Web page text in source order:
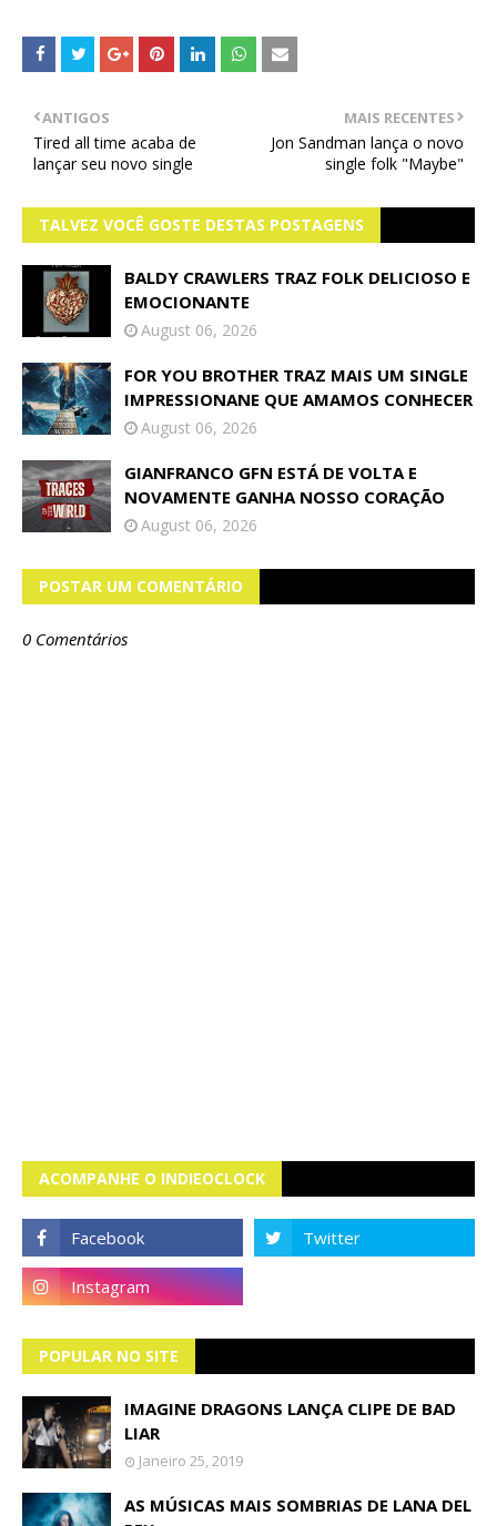
MAIS RECENTES
Jon Sandman lança o novo
single folk "Maybe"
ANTIGOS
Tired all time acaba de
lançar seu novo single
TALVEZ VOCÊ GOSTE DESTAS POSTAGENS
BALDY CRAWLERS TRAZ FOLK DELICIOSO E
EMOCIONANTE
August 06, 2026
FOR YOU BROTHER TRAZ MAIS UM SINGLE
IMPRESSIONANE QUE AMAMOS CONHECER
August 06, 2026
GIANFRANCO GFN ESTÁ DE VOLTA E
NOVAMENTE GANHA NOSSO CORAÇÃO
August 06, 2026
POSTAR UM COMENTÁRIO
0 Comentários
ACOMPANHE O INDIEOCLOCK
POPULAR NO SITE
IMAGINE DRAGONS LANÇA CLIPE DE BAD
LIAR
Janeiro 25, 2019
AS MÚSICAS MAIS SOMBRIAS DE LANA DEL